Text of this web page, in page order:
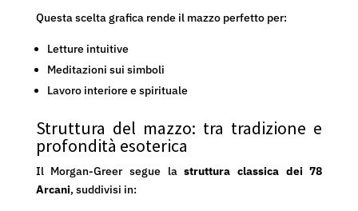
Questa scelta grafica rende il mazzo perfetto per:
Letture intuitive
Meditazioni sui simboli
Lavoro interiore e spirituale
Struttura del mazzo: tra tradizione e
profondità esoterica
Il Morgan-Greer segue lastruttura classica dei 78
Arcani, suddivisi in: